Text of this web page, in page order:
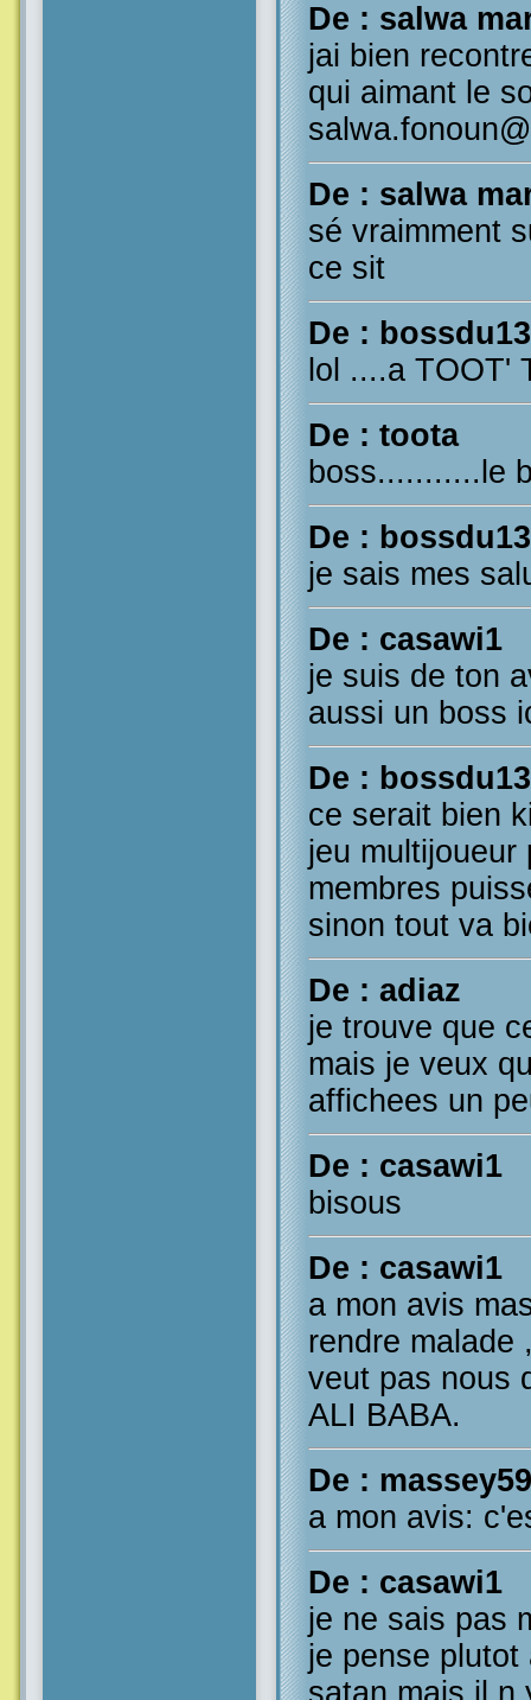
De : salwa
jai bien
qui aimant le
De : salwa
sé vraimment
ce sit
De : bossdu13
lol ....a TOOT'
De : toota
boss...........le
De : bossdu13
je sais mes
De : casawi1
je suis de ton
aussi un boss
De : bossdu13
ce serait bien
jeu multijoueur
membres
sinon tout va
De : adiaz
je trouve que
mais je veux
affichees un
De : casawi1
bisous
De : casawi1
a mon avis
rendre malade
veut pas nous
ALI BABA.
De : massey59
a mon avis:
De : casawi1
je ne sais pas
je pense
satan mais il n